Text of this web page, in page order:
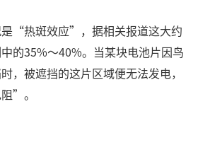
是“热斑效应”，据相关报道这大约
的35%～40%。当某块电池片因鸟
，被遮挡的这片区域便无法发电，
”。